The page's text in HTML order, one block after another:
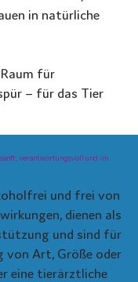
in natürliche
für
– für das Tier
verantwortungsvoll und im
und frei von
dienen als
und sind für
von Art, Größe oder
eine tierärztliche